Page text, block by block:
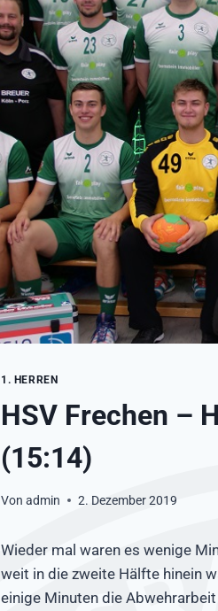
1. HERREN
HSV Frechen –
(15:14)
Von admin 2. Dezember 2019
Wieder mal waren es wenige
weit in die zweite Hälfte hinein
einige Minuten die